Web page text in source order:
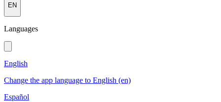
EN
Languages
English
Change the app language to English (en)
Español